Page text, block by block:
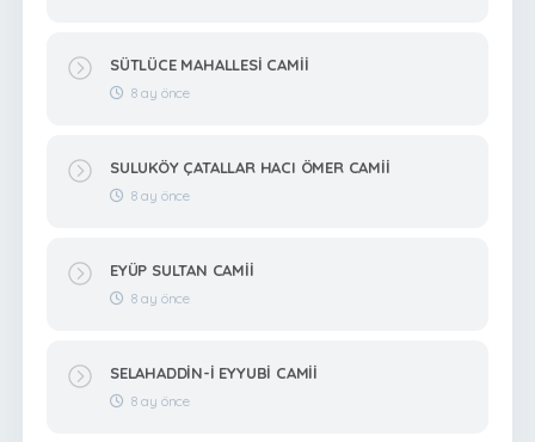
SÜTLÜCE MAHALLESİ CAMİİ
8 ay önce
SULUKÖY ÇATALLAR HACI ÖMER CAMİİ
8 ay önce
EYÜP SULTAN CAMİİ
8 ay önce
SELAHADDİN-İ EYYUBİ CAMİİ
8 ay önce